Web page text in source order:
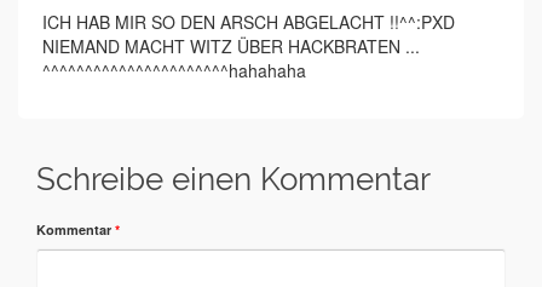
ICH HAB MIR SO DEN ARSCH ABGELACHT !!^^:PXD
NIEMAND MACHT WITZ ÜBER HACKBRATEN ...
^^^^^^^^^^^^^^^^^^^^^^hahahaha
Schreibe einen Kommentar
Kommentar *